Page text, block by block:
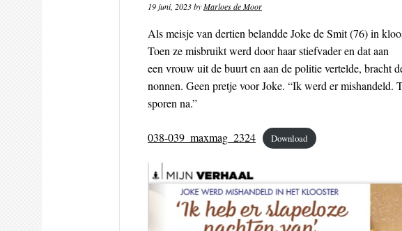
19 juni, 2023byMarloes de Moor
Als meisje van dertien belandde Joke de Smit (76) in
Toen ze misbruikt werd door haar stiefvader en dat aan
een vrouw uit de buurt en aan de politie vertelde, bracht
nonnen. Geen pretje voor Joke. “Ik werd er mishandeld.
sporen na.”
038-039_maxmag_2324 Download